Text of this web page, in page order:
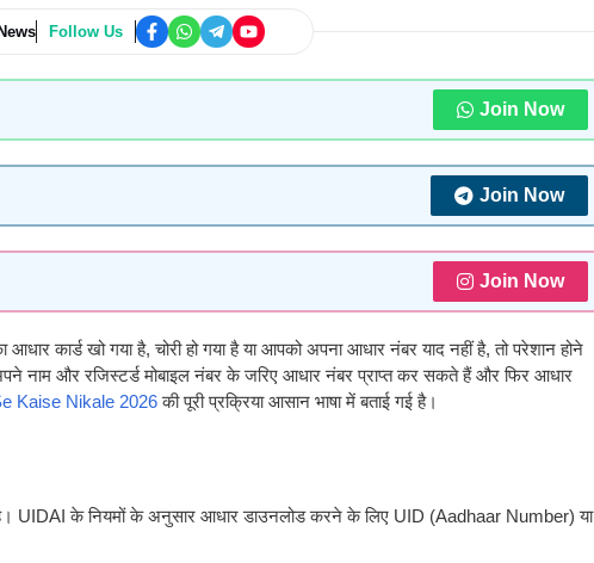
Follow Us
Join Now
Join Now
Join Now
कार्ड खो गया है, चोरी हो गया है या आपको अपना आधार नंबर याद नहीं है, तो परेशान होने
नाम और रजिस्टर्ड मोबाइल नंबर के जरिए आधार नंबर प्राप्त कर सकते हैं और फिर आधार
Kaise Nikale 2026की पूरी प्रक्रिया आसान भाषा में बताई गई है।
UIDAI के नियमों के अनुसार आधार डाउनलोड करने के लिए UID (Aadhaar Number) या